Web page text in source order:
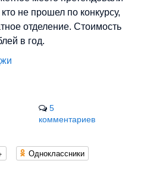
не прошел по конкурсу,
отделение. Стоимость
в год.
5
комментариев
Одноклассники